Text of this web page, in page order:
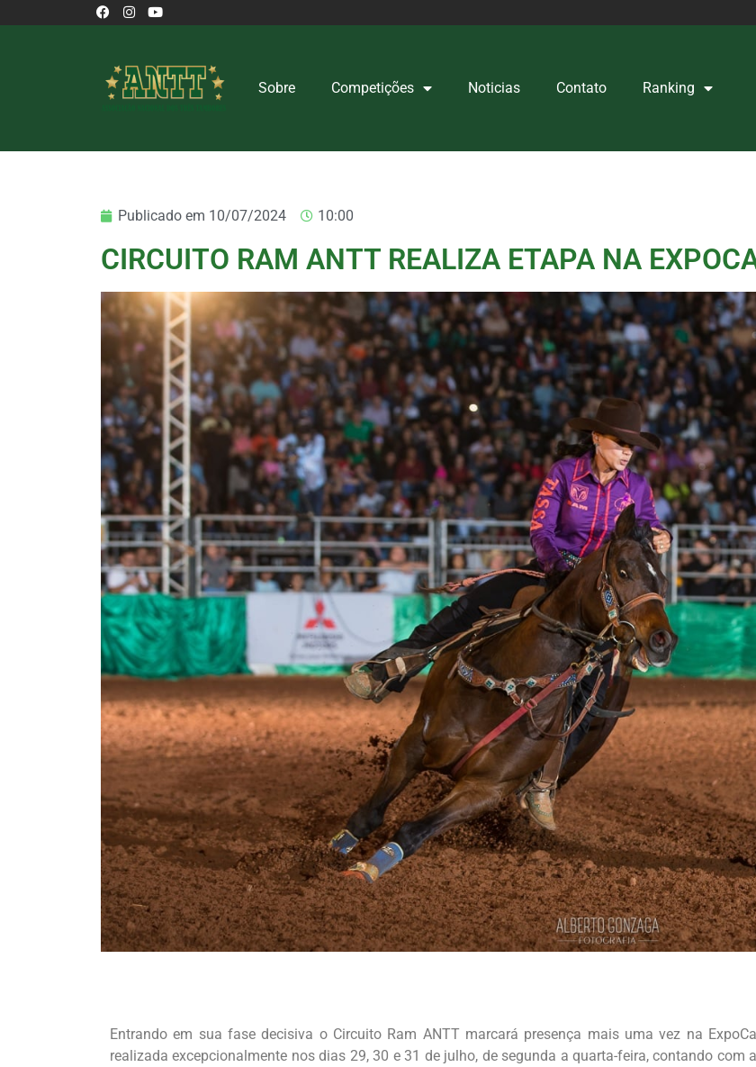
Sobre Competições Noticias Contato Ranking
Publicado em 10/07/2024 10:00
CIRCUITO RAM ANTT REALIZA ETAPA NA
Entrando em sua fase decisiva o Circuito Ram ANTT marcará presença mais uma vez na
realizada excepcionalmente nos dias 29, 30 e 31 de julho, de segunda a quarta-feira, contando